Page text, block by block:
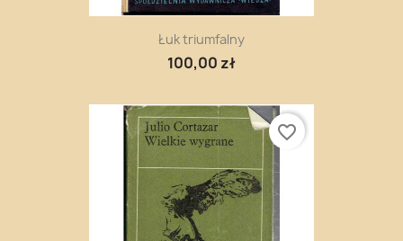
Łuk triumfalny
100,00 zł
favorite_border